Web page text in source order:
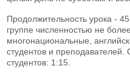
Продолжительность урока -
группе численностью не
многонациональные,
студентов и преподавателей.
студентов: 1:15.